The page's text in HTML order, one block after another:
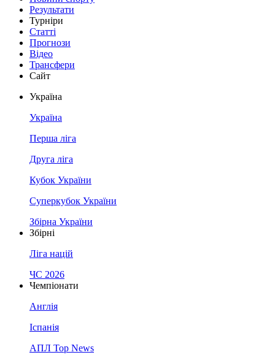
Результати
Турніри
Статті
Прогнози
Відео
Трансфери
Сайт
Україна
Україна
Перша ліга
Друга ліга
Кубок України
Суперкубок України
Збірна України
Збірні
Ліга націй
ЧС 2026
Чемпіонати
Англія
Іспанія
АПЛ Top News